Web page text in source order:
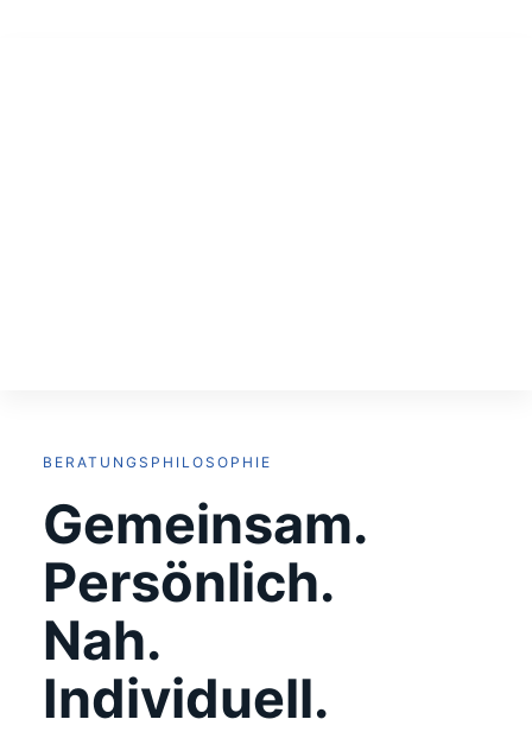
BERATUNGSPHILOSOPHIE
Gemeinsam.
Persönlich.
Nah.
Individuell.